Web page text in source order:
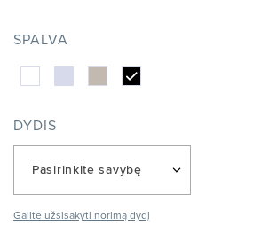
SPALVA
DYDIS
Pasirinkite savybę
Galite užsisakyti norimą dydį